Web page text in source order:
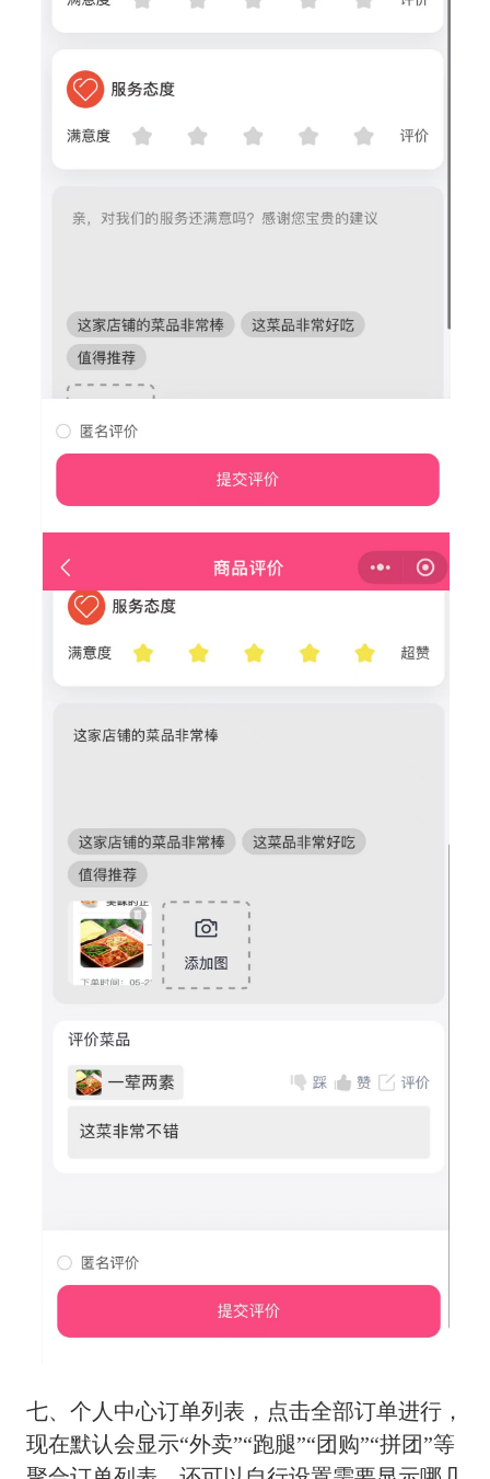
七、个人中心订单列表，点击全部订单进行，
现在默认会显示“外卖”“跑腿”“团购”“拼团”等